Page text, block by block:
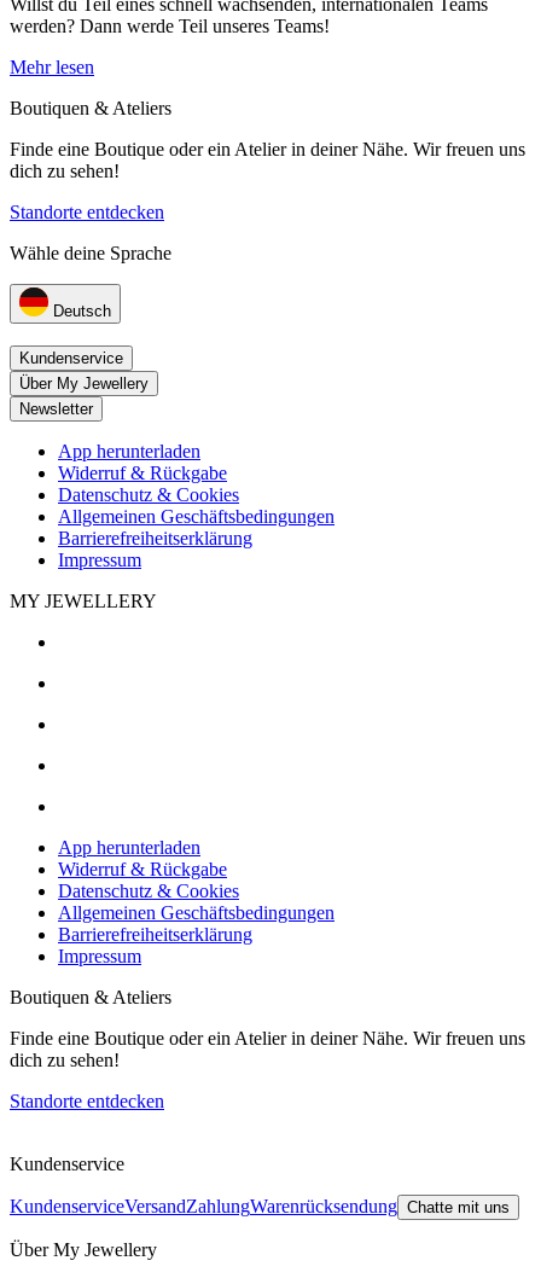
Willst du Teil eines schnell wachsenden, internationalen Teams
werden? Dann werde Teil unseres Teams!
Mehr lesen
Boutiquen & Ateliers
Finde eine Boutique oder ein Atelier in deiner Nähe. Wir freuen uns
dich zu sehen!
Standorte entdecken
Wähle deine Sprache
Deutsch
Kundenservice
Über My Jewellery
Newsletter
App herunterladen
Widerruf & Rückgabe
Datenschutz & Cookies
Allgemeinen Geschäftsbedingungen
Barrierefreiheitserklärung
Impressum
MY JEWELLERY
App herunterladen
Widerruf & Rückgabe
Datenschutz & Cookies
Allgemeinen Geschäftsbedingungen
Barrierefreiheitserklärung
Impressum
Boutiquen & Ateliers
Finde eine Boutique oder ein Atelier in deiner Nähe. Wir freuen uns
dich zu sehen!
Standorte entdecken
Kundenservice
KundenserviceVersandZahlungWarenrücksendung Chatte mit uns
Über My Jewellery